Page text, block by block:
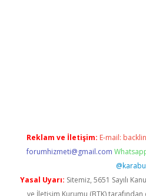
Reklam ve İletişim: E-mail:
forumhizmeti@gmail.com
Yasal Uyarı: Sitemiz, 5651 Sayılı
ve İletişim Kurumu (BTK) tarafından